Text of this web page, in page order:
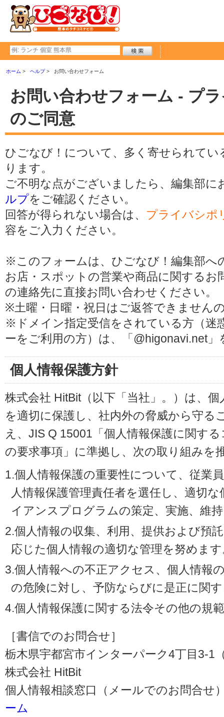
ホーム ヘルプ お問い合わせフォーム
お問い合わせフォーム - プ
のご同意
ひごなび！について、多く寄せられてい
ります。
ご不明な点がございましたら、編集部
ルプをご確認ください。
回答が得られない場合は、 プライバシポ
容をご入力ください。
※このフォームは、ひごなび！編集部へ
お店・スポットの営業や商品に関する
の連絡先に直接お問い合わせください。
※土曜・日曜・祝日はご返答できません
※ドメイン指定受信をされている方（迷
ーをご利用の方）は、「@higonavi.net
個人情報保護方針
株式会社 HitBit（以下「当社」。）は、
を適切に保護し、社内外の脅威から守る
え、JIS Q 15001「個人情報保護に関す
の要求事項」に準拠し、次の取り組みを
1.個人情報保護の重要性について、従業
人情報保護管理責任者を選任し、適切
イアンスプログラムの策定、実施、維
2.個人情報の収集、利用、提供および預
応じた個人情報の適切な管理を努めま
3.個人情報への不正アクセス、個人情報
の危険に対し、予防ならびに是正に関
4.個人情報保護に関する法令その他の規
［書信でのお問合せ］
栃木県宇都宮市インターパーク4丁目3-1
株式会社 HitBit
個人情報相談窓口（メールでのお問合せ
ーム